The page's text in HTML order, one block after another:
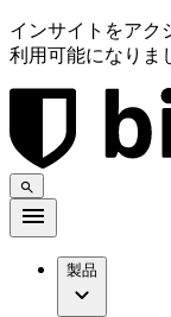
インサイトをアク
利用可能になりま
製品